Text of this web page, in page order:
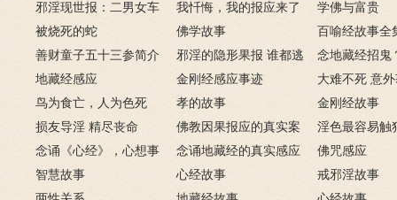
嫖娼报应
邪淫现世报：二男女车
上纵欲酿车祸被烧死
我忏悔，我的报应来了
－淫人妻者，妻淫人
学佛与富贵
被烧死的蛇
佛学故事
百喻经故事全
善财童子五十三参简介
邪淫的隐形果报 谁都逃
不掉
念地藏经招鬼
地藏经的请进
地藏经感应 金刚经感应事迹
大难不死 意
致富的特异功
鸟为食亡，人为色死 孝的故事
金刚经故事
损友导淫 精尽丧命
佛教因果报应的真实案
例
淫色最容易触
淫欲心难清静
念诵《心经》，心想事
成
念诵地藏经的真实感应
六则
佛咒感应
智慧故事
心经故事
戒邪淫故事